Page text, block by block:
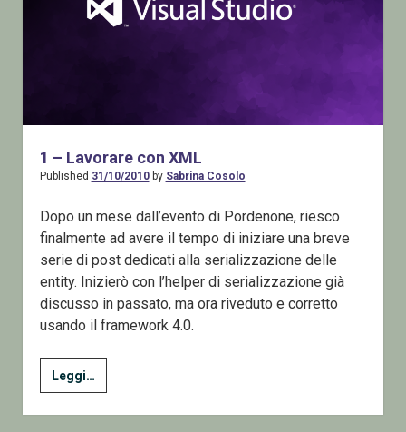
1 – Lavorare con XML
Published 31/10/2010by Sabrina Cosolo
Dopo un mese dall’evento di Pordenone, riesco
finalmente ad avere il tempo di iniziare una breve
serie di post dedicati alla serializzazione delle
entity. Inizierò con l’helper di serializzazione già
discusso in passato, ma ora riveduto e corretto
usando il framework 4.0.
Leggi…
–
Lavorare